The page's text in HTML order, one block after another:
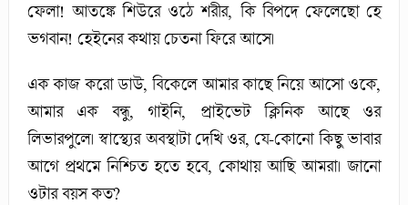
ফেলা! আতঙ্কে শিউরে ওঠে শরীর, কি বিপদে ফেলেছো হে
ভগবান! হেইনের কথায় চেতনা ফিরে আসে।
এক কাজ করো ডাউ, বিকেলে আমার কাছে নিয়ে আসো ওকে,
আমার এক বন্ধু, গাইনি, প্রাইভেট ক্লিনিক আছে ওর
লিভারপুলে। স্বাস্থ্যের অবস্থাটা দেখি ওর, যে-কোনো কিছু ভাবার
আগে প্রথমে নিশ্চিত হতে হবে, কোথায় আছি আমরা। জানো
ওটার বয়স কত?